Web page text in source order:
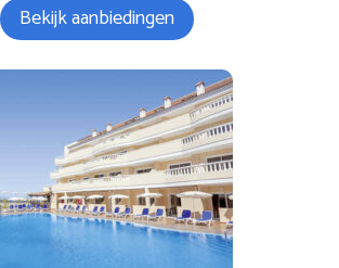
Bekijk aanbiedingen